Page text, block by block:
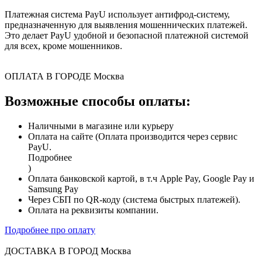
Платежная система PayU использует антифрод-систему,
предназначенную для выявления мошеннических платежей.
Это делает PayU удобной и безопасной платежной системой
для всех, кроме мошенников.
ОПЛАТА В ГОРОДЕ Москва
Возможные способы оплаты:
Наличными в магазине или курьеру
Оплата на сайте (Оплата производится через сервис
PayU.
Подробнее
)
Оплата банковской картой, в т.ч Apple Pay, Google Pay и
Samsung Pay
Через СБП по QR-коду (система быстрых платежей).
Оплата на реквизиты компании.
Подробнее про оплату
ДОСТАВКА В ГОРОД Москва